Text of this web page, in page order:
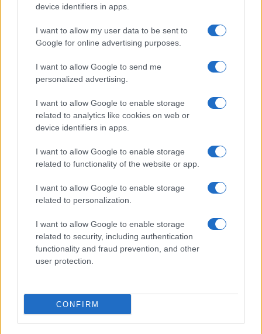
device identifiers in apps.
I want to allow my user data to be sent to
Google for online advertising purposes.
I want to allow Google to send me
personalized advertising.
I want to allow Google to enable storage
related to analytics like cookies on web or
device identifiers in apps.
I want to allow Google to enable storage
related to functionality of the website or app.
I want to allow Google to enable storage
related to personalization.
I want to allow Google to enable storage
related to security, including authentication
functionality and fraud prevention, and other
user protection.
CONFIRM
CHI SIAMO CONTATTI PUBBLICITÀ LAVORA CON NOI
OTTO CHANNEL
Iscritto al Registro degli Operatori di Comunicazione n. 37512
© Riproduzione Riservata – Ne è consentita esclusivamente una
riproduzione parziale con citazione della fonte corretta